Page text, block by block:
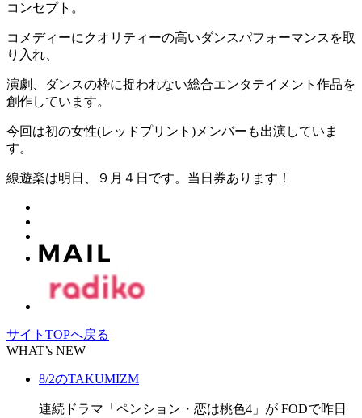
コンセプト。
コメディーにクオリティーの高いダンスパフォーマンスを取
り入れ、
演劇、ダンスの枠に捉われない総合エンタテイメント作品を
創作しています。
今回は初の女性(レッドプリント)メンバーも出演していま
す。
線遊楽は明日、９月４日です。当日券あります！
サイトTOPへ戻る
WHAT’s NEW
8/2のTAKUMIZM
連続ドラマ「ペンション・恋は桃色4」が FODで昨日